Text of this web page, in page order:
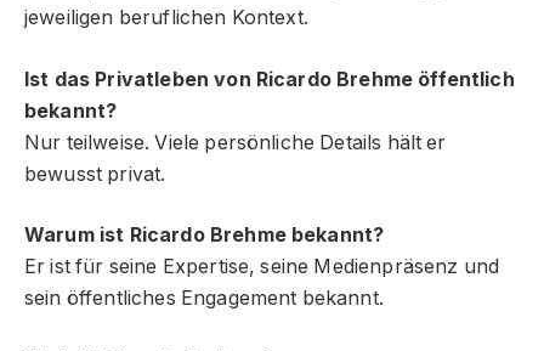
jeweiligen beruflichen Kontext.
Ist das Privatleben von Ricardo Brehme öffentlich
bekannt?
Nur teilweise. Viele persönliche Details hält er
bewusst privat.
Warum ist Ricardo Brehme bekannt?
Er ist für seine Expertise, seine Medienpräsenz und
sein öffentliches Engagement bekannt.